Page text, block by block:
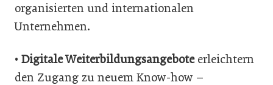
organisierten und internationalen
Unternehmen.
• Digitale Weiterbildungsangeboteerleichtern
den Zugang zu neuem Know-how –